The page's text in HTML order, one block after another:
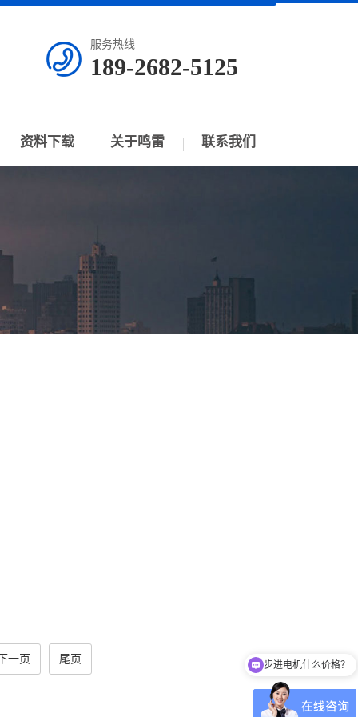
服务热线
189-2682-5125
资料下载 关于鸣雷 联系我们
一页 尾页 步进电机什么价格？